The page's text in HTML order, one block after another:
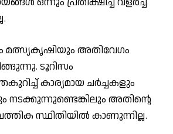
അതിവേഗം
ടൂറിസം
കാര്യമായ ചര്‍ച്ചകളും
അതിന്റെ
സ്ഥിതിയില്‍ കാണുന്നില്ല.